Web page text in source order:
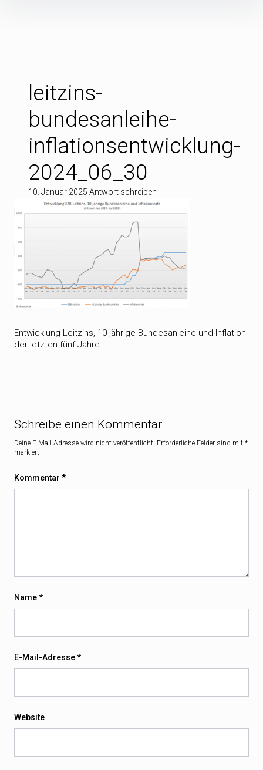
leitzins-
bundesanleihe-
inflationsentwicklung-
2024_06_30
10. Januar 2025 Antwort schreiben
Entwicklung Leitzins, 10-jährige Bundesanleihe und Inflation
der letzten fünf Jahre
Schreibe einen Kommentar
Deine E-Mail-Adresse wird nicht veröffentlicht. Erforderliche Felder sind mit *
markiert
Kommentar *
Name*
E-Mail-Adresse*
Website